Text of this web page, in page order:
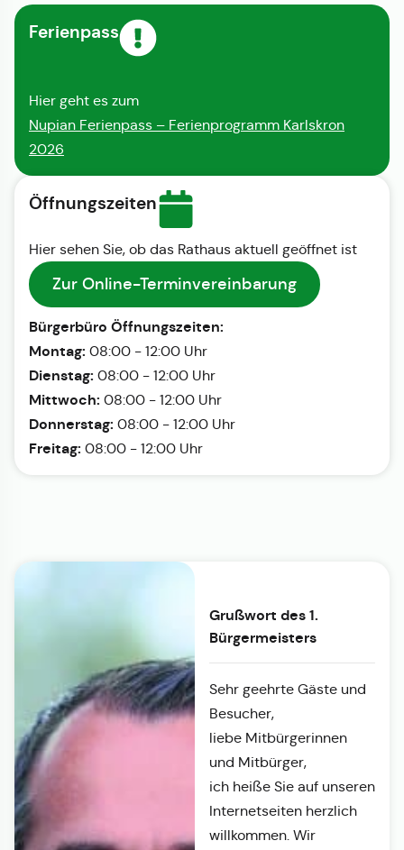
Ferienpass
Hier geht es zum
Nupian Ferienpass – Ferienprogramm Karlskron
2026
Öffnungszeiten
Hier sehen Sie, ob das Rathaus aktuell geöffnet ist
Zur Online-Terminvereinbarung
Bürgerbüro Öffnungszeiten:
Montag: 08:00 - 12:00 Uhr
Dienstag: 08:00 - 12:00 Uhr
Mittwoch: 08:00 - 12:00 Uhr
Donnerstag: 08:00 - 12:00 Uhr
Freitag: 08:00 - 12:00 Uhr
Grußwort des 1.
Bürgermeisters
Sehr geehrte Gäste und
Besucher,
liebe Mitbürgerinnen
und Mitbürger,
ich heiße Sie auf unseren
Internetseiten herzlich
willkommen. Wir